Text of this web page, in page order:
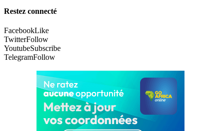
Restez connecté
FacebookLike
TwitterFollow
YoutubeSubscribe
TelegramFollow